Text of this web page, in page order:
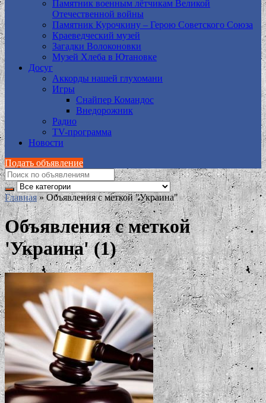
Памятник военным лётчикам Великой
Отечественной войны
Памятник Курочкину – Герою Советского Союза
Краеведческий музей
Загадки Волоконовки
Музей Хлеба в Ютановке
Досуг
Аккорды нашей глухомани
Игры
Снайпер Командос
Внедорожник
Радио
TV-программа
Новости
Подать объявление
Главная » Объявления с меткой "Украина"
Объявления с меткой
'Украина' (1)